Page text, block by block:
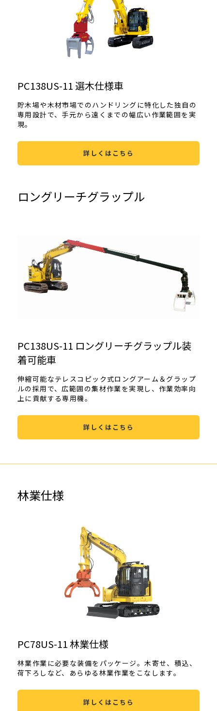
PC138US-11 選木仕様車
貯木場や木材市場でのハンドリングに特化した独自の
専用設計で、手元から遠くまでの幅広い作業範囲を実
現。
詳しくはこちら
ロングリーチグラップル
PC138US-11 ロングリーチグラップル装
着可能車
伸縮可能なテレスコピック式ロングアーム＆グラップ
ルの採用で、広範囲の集材作業を実現し、作業効率向
上に貢献する専用機。
詳しくはこちら
林業仕様
PC78US-11 林業仕様
林業作業に必要な装備をパッケージ。木寄せ、積込、
荷下ろしなど、あらゆる林業作業をこなします。
詳しくはこちら